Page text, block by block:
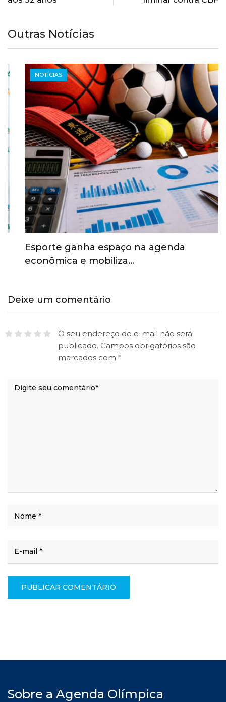
Outras Notícias
NOTÍCIAS
Esporte ganha espaço na agenda
econômica e mobiliza…
Deixe um comentário
O seu endereço de e-mail não será
publicado. Campos obrigatórios são
marcados com *
Sobre a Agenda Olímpica